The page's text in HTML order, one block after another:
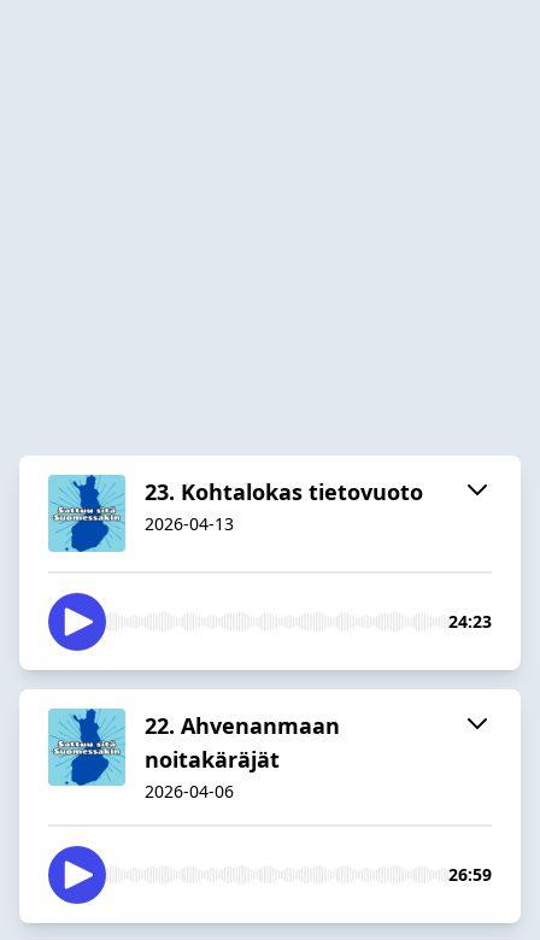
23. Kohtalokas tietovuoto
2026-04-13
24:23
22. Ahvenanmaan
noitakäräjät
2026-04-06
26:59